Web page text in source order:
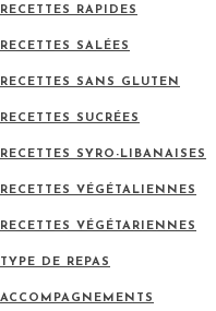
RECETTES RAPIDES
RECETTES SALÉES
RECETTES SANS GLUTEN
RECETTES SUCRÉES
RECETTES SYRO-LIBANAISES
RECETTES VÉGÉTALIENNES
RECETTES VÉGÉTARIENNES
TYPE DE REPAS
ACCOMPAGNEMENTS